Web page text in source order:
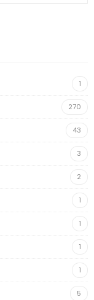
1
270
43
3
2
1
1
1
1
5